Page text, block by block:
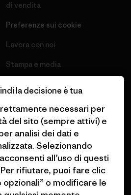
di vendita
Preferenze sui cookie
Lavora con noi
Stampa e media
Programma di affiliazione
Patagonia Svizzera Mappa del
sito
la decisione è tua
necessari per
del sito (sempre attivi) e
analisi dei dati e
Selezionando
all’uso di questi
rifiutare, puoi fare clic
opzionali” o modificare le